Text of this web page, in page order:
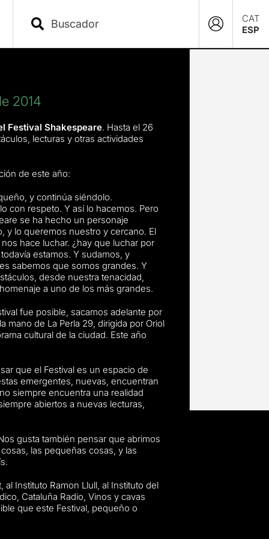
CAT
ESP
2014
Festival Shakespeare. Hasta el 26
lecturas y otras actividades
de este año:
y continúa siéndolo.
con respeto. Y así lo hacemos. Pero
se ha hecho un personaje
y lo queremos nuestro y cercano. El
hace luchar. ¿hay que luchar por
estamos. Y sudamos, y
sabemos que somos grandes. Y
desde nuestra tenacidad,
a uno de los más grandes.
fue posible, sacamos adelante por
mano de La Perla 29, dirigida por Oriol
cultural de la ciudad. Este año
que el Festival es un espacio de
emergentes, nuevas, encuentran
siempre encuentra una realidad
abiertos a nuevas lecturas,
gusta también pensar que abrimos
las pequeñas cosas, y las
Instituto Ramon Llull, al Instituto del
Cataluña Radio, Vinos y cavas
que este Festival, pequeño o